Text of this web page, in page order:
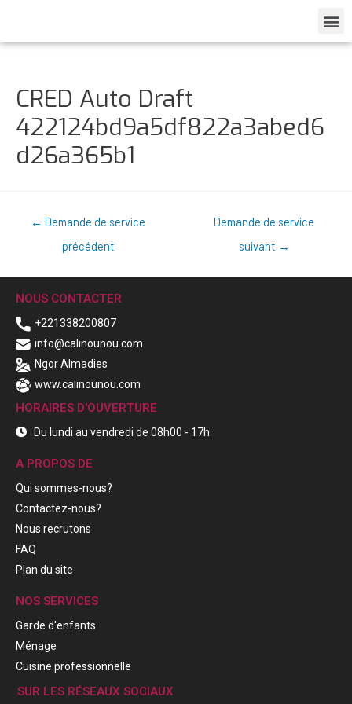
CRED Auto Draft
422124bd9a5df822a3abed6
d26a365b1
← Demande de service
précédent
Demande de service
suivant →
NOUS CONTACTER
+221338200807
info@calinounou.com
Ngor Almadies
www.calinounou.com
HORAIRES D'OUVERTURE
Du lundi au vendredi de 08h00 - 17h
A PROPOS DE
Qui sommes-nous?
Contactez-nous?
Nous recrutons
FAQ
Plan du site
NOS SERVICES
Garde d'enfants
Ménage
Cuisine professionnelle
SUR LES RÉSEAUX SOCIAUX